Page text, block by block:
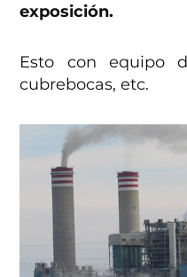
exposición.
Esto con equipo
cubrebocas, etc.